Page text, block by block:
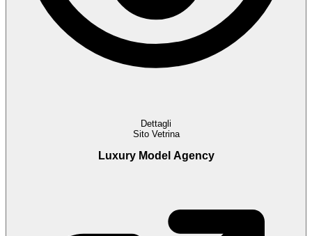
Dettagli
Sito Vetrina
Luxury Model Agency